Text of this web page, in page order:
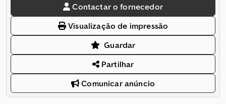
Contactar o fornecedor
Visualização de impressão
Guardar
Partilhar
Comunicar anúncio